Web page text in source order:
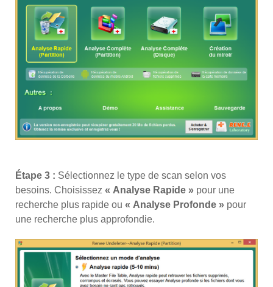
Étape 3 : Sélectionnez le type de scan selon vos
besoins. Choisissez « Analyse Rapide » pour une
recherche plus rapide ou « Analyse Profonde » pour
une recherche plus approfondie.